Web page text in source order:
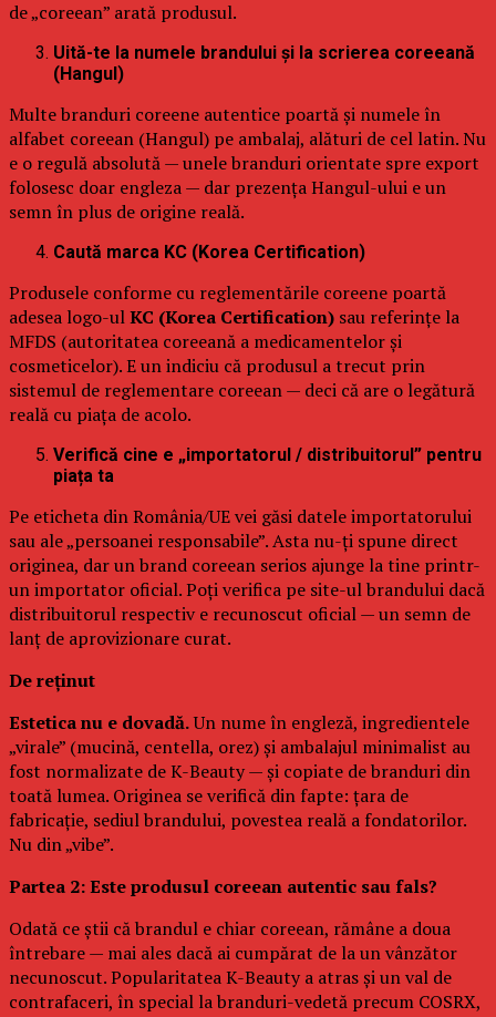
de „coreean” arată produsul.
Uită-te la numele brandului și la scrierea coreeană
(Hangul)
Multe branduri coreene autentice poartă și numele în
alfabet coreean (Hangul) pe ambalaj, alături de cel latin. Nu
e o regulă absolută — unele branduri orientate spre export
folosesc doar engleza — dar prezența Hangul-ului e un
semn în plus de origine reală.
Caută marca KC (Korea Certification)
Produsele conforme cu reglementările coreene poartă
adesea logo-ulKC (Korea Certification) sau referințe la
MFDS (autoritatea coreeană a medicamentelor și
cosmeticelor). E un indiciu că produsul a trecut prin
sistemul de reglementare coreean — deci că are o legătură
reală cu piața de acolo.
Verifică cine e „importatorul / distribuitorul” pentru
piața ta
Pe eticheta din România/UE vei găsi datele importatorului
sau ale „persoanei responsabile”. Asta nu-ți spune direct
originea, dar un brand coreean serios ajunge la tine printr-
un importator oficial. Poți verifica pe site-ul brandului dacă
distribuitorul respectiv e recunoscut oficial — un semn de
lanț de aprovizionare curat.
De reținut
Estetica nu e dovadă.Un nume în engleză, ingredientele
„virale” (mucină, centella, orez) și ambalajul minimalist au
fost normalizate de K-Beauty — și copiate de branduri din
toată lumea. Originea se verifică din fapte: țara de
fabricație, sediul brandului, povestea reală a fondatorilor.
Nu din „vibe”.
Partea 2: Este produsul coreean autentic sau fals?
Odată ce știi că brandul e chiar coreean, rămâne a doua
întrebare — mai ales dacă ai cumpărat de la un vânzător
necunoscut. Popularitatea K-Beauty a atras și un val de
contrafaceri, în special la branduri-vedetă precum COSRX,